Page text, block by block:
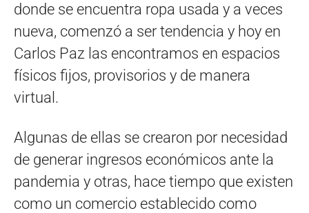
donde se encuentra ropa usada y a veces
nueva, comenzó a ser tendencia y hoy en
Carlos Paz las encontramos en espacios
físicos fijos, provisorios y de manera
virtual.
Algunas de ellas se crearon por necesidad
de generar ingresos económicos ante la
pandemia y otras, hace tiempo que existen
como un comercio establecido como